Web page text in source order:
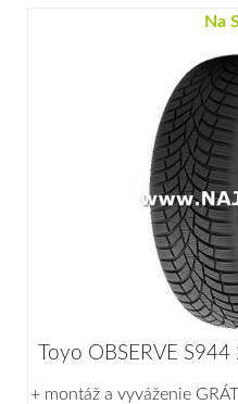
Na
Toyo OBSERVE
+ montáž a vyváženie